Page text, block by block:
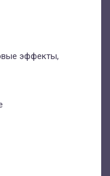
эффекты,